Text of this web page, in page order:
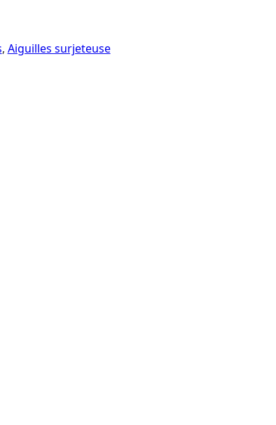
, Aiguilles surjeteuse